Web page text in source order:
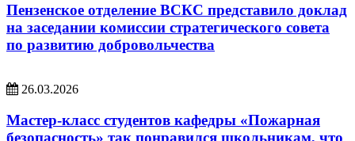
Пензенское отделение ВСКС представило доклад
на заседании комиссии стратегического совета
по развитию добровольчества
26.03.2026
Мастер-класс студентов кафедры «Пожарная
безопасность» так понравился школьникам, что